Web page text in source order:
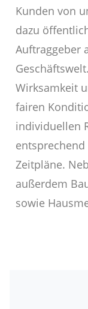
Kunden von
dazu
Auftraggeber
Wirksamkeit
fairen
individuellen
Zeitpläne.
außerdem
sowie